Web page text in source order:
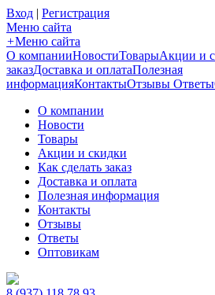
Вход | Регистрация
Меню сайта
+Меню сайта
О компанииНовостиТоварыАкции и
заказДоставка и оплатаПолезная
информацияКонтактыОтзывы Ответы
О компании
Новости
Товары
Акции и скидки
Как сделать заказ
Доставка и оплата
Полезная информация
Контакты
Отзывы
Ответы
Оптовикам